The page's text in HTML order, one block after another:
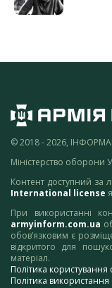
© 2018 - 2026,
Міністерство оборони
Контент доступний за
International license
При використанні
armyinform.com.ua
обов’язковим є
відкритого для
матеріал.
Політика
Політика